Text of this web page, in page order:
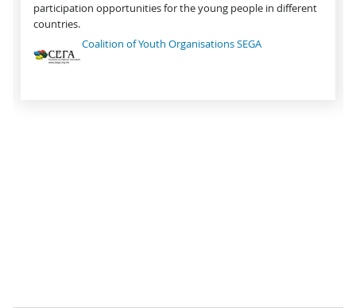
participation opportunities for the young people in different
countries.
Coalition of Youth Organisations SEGA